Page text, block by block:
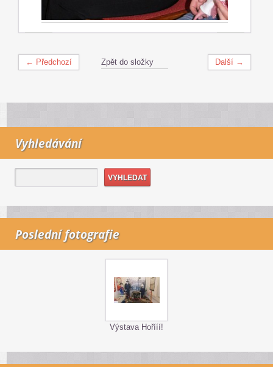
← Předchozí Další →
Zpět do složky
Vyhledávání
Poslední fotografie
Výstava Hořííí!